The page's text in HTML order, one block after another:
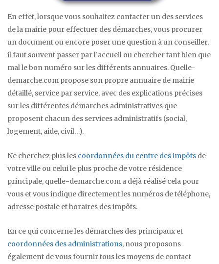
En effet, lorsque vous souhaitez contacter un des services
de la mairie pour effectuer des démarches, vous procurer
un document ou encore poser une question à un conseiller,
il faut souvent passer par l’accueil ou chercher tant bien que
mal le bon numéro sur les différents annuaires. Quelle-
demarche.com propose son propre annuaire de mairie
détaillé, service par service, avec des explications précises
sur les différentes démarches administratives que
proposent chacun des services administratifs (social,
logement, aide, civil…).
Ne cherchez plus les coordonnées du centre des impôts de
votre ville ou celui le plus proche de votre résidence
principale, quelle-demarche.com a déjà réalisé cela pour
vous et vous indique directement les numéros de téléphone,
adresse postale et horaires des impôts.
En ce qui concerne les démarches des principaux et
coordonnées des administrations, nous proposons
également de vous fournir tous les moyens de contact